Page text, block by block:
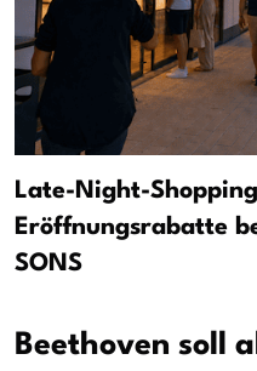
Late-Night-
Eröffnungsrabatte
SONS
Beethoven soll